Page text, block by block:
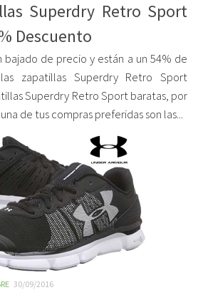
Superdry Retro Sport
Descuento
bajado de precio y están a un 54% de
zapatillas Superdry Retro Sport
Superdry Retro Sport baratas, por
de tus compras preferidas son las...
30/09/2016